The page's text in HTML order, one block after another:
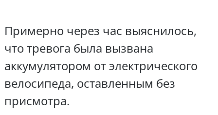
Примерно через час выяснилось,
что тревога была вызвана
аккумулятором от электрического
велосипеда, оставленным без
присмотра.